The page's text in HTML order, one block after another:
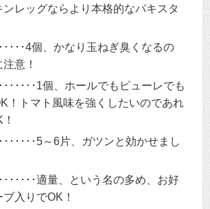
ンレッグならより本格的なパキスタ
････4個、かなり玉ねぎ臭くなるの
意！
･･････1個、ホールでもピューレでも
！トマト風味を強くしたいのであれ
･･････5～6片、ガツンと効かせまし
･･････適量、という名の多め、お好
入りでOK！